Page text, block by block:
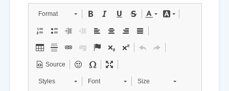
Format
Source
Styles Font Size